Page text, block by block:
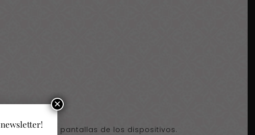
diferentes pantallas de los dispositivos.
newsletter!
×